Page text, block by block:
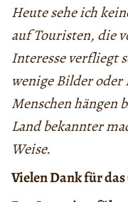
Heute sehe ich
auf Touristen, die
Interesse verfliegt
wenige Bilder
Menschen hängen
Land bekannter
Weise.
Vielen Dank für